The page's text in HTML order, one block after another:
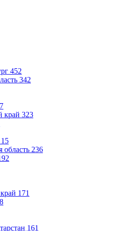
452
342
край 323
15
область 236
171
161